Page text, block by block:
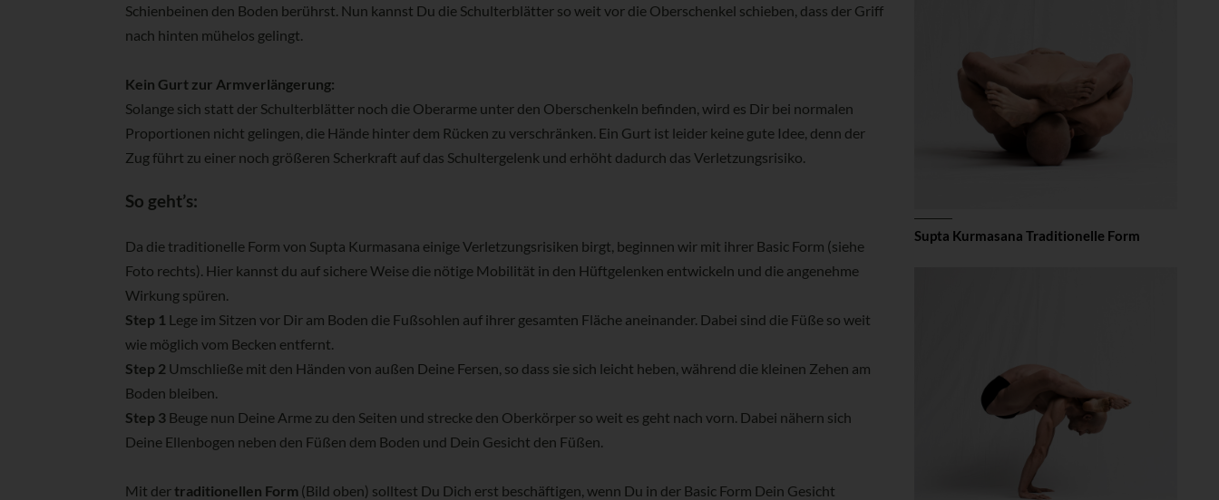
Supta Kurmasana Traditionelle Form
Schienbeinen den Boden berührst. Nun kannst Du die Schulterblätter so weit vor die Oberschenkel schieben, dass der Griff
nach hinten mühelos gelingt.
Kein Gurt zur Armverlängerung:
Solange sich statt der Schulterblätter noch die Oberarme unter den Oberschenkeln befinden, wird es Dir bei normalen
Proportionen nicht gelingen, die Hände hinter dem Rücken zu verschränken. Ein Gurt ist leider keine gute Idee, denn der
Zug führt zu einer noch größeren Scherkraft auf das Schultergelenk und erhöht dadurch das Verletzungsrisiko.
So geht’s:
Da die traditionelle Form von Supta Kurmasana einige Verletzungsrisiken birgt, beginnen wir mit ihrer Basic Form (siehe
Foto rechts). Hier kannst du auf sichere Weise die nötige Mobilität in den Hüftgelenken entwickeln und die angenehme
Wirkung spüren.
Step 1 Lege im Sitzen vor Dir am Boden die Fußsohlen auf ihrer gesamten Fläche aneinander. Dabei sind die Füße so weit
wie möglich vom Becken entfernt.
Step 2 Umschließe mit den Händen von außen Deine Fersen, so dass sie sich leicht heben, während die kleinen Zehen am
Boden bleiben.
Step 3 Beuge nun Deine Arme zu den Seiten und strecke den Oberkörper so weit es geht nach vorn. Dabei nähern sich
Deine Ellenbogen neben den Füßen dem Boden und Dein Gesicht den Füßen.
Mit dertraditionellen Form(Bild oben) solltest Du Dich erst beschäftigen, wenn Du in der Basic Form Dein Gesicht